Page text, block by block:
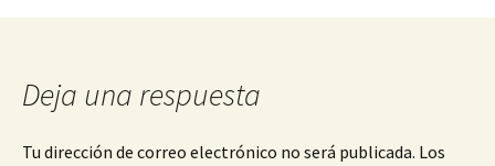
entradas
Deja una respuesta
Tu dirección de correo electrónico no será publicada. Los